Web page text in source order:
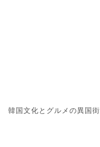
韓国文化とグルメの異国街